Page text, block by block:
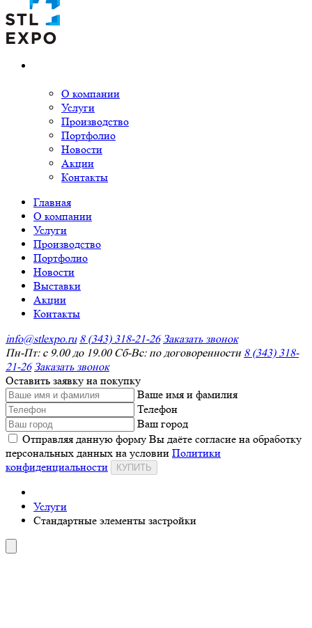
О компании
Услуги
Производство
Портфолио
Новости
Акции
Контакты
Главная
О компании
Услуги
Производство
Портфолио
Новости
Выставки
Акции
Контакты
info@stlexpo.ru 8 (343) 318-21-26 Заказать звонок
Пн-Пт: с 9.00 до 19.00 Сб-Вс: по договоренности 8 (343) 318-
21-26 Заказать звонок
Оставить заявку на покупку
Ваше имя и фамилия
Телефон
Ваш город
Отправляя данную форму Вы даёте согласие на обработку
персональных данных на условии Политики
конфиденциальности
КУПИТЬ
Услуги
Стандартные элементы застройки